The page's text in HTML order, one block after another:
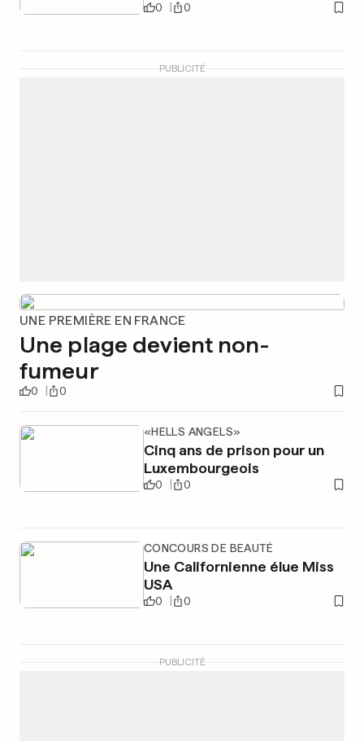
0 0
PUBLICITÉ
UNE PREMIÈRE EN FRANCE
Une plage devient non-
fumeur
0 0
«HELLS ANGELS»
Cinq ans de prison pour un
Luxembourgeois
0 0
CONCOURS DE BEAUTÉ
Une Californienne élue Miss
USA
0 0
PUBLICITÉ